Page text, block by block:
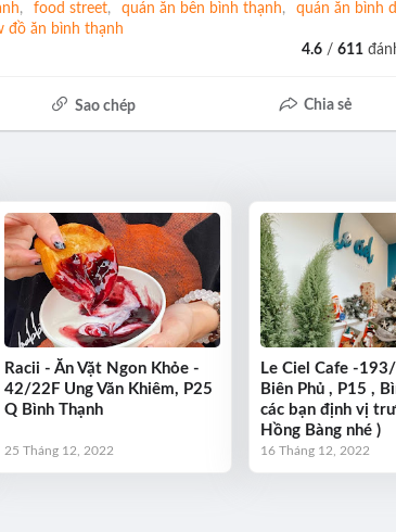
food street quán ăn bên bình thạnh
quán ăn bình
đồ ăn bình thạnh
4.6 /611
Sao chép Chia sẻ
Racii - Ăn Vặt Ngon Khỏe -
42/22F Ung Văn Khiêm, P25
Q Bình Thạnh
25 Tháng 12, 2022
Le Ciel Cafe -
Biên Phủ , P15 ,
các bạn định vị
Hồng Bàng nhé )
16 Tháng 12, 2022